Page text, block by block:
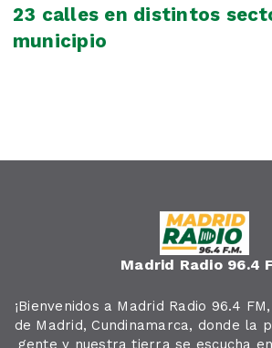
23 calles en distintos
municipio
Madrid Radio 96.4
¡Bienvenidos a Madrid Radio 96.4
de Madrid, Cundinamarca, donde la
gente y nuestra tierra se escucha